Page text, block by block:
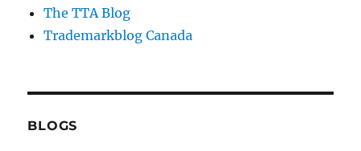
The TTA Blog
Trademarkblog Canada
BLOGS